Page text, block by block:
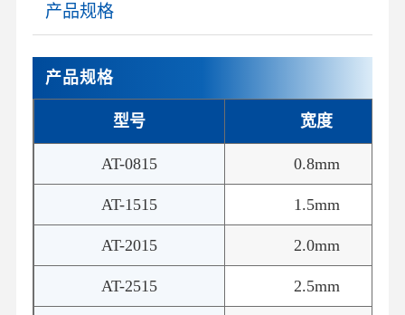
产品规格
产品规格
型号 宽度
AT-0815 0.8mm
AT-1515 1.5mm
AT-2015 2.0mm
AT-2515 2.5mm